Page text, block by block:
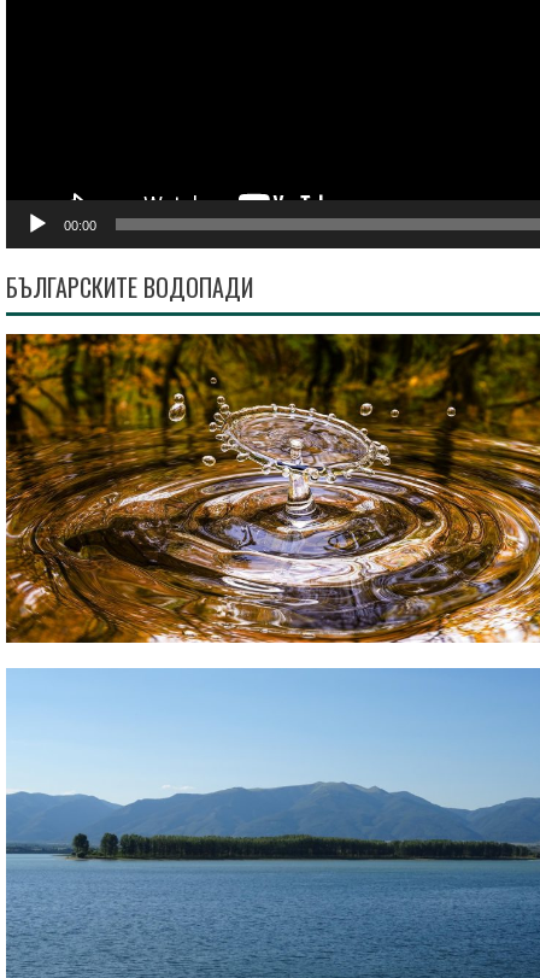
00:00
БЪЛГАРСКИТЕ ВОДОПАДИ